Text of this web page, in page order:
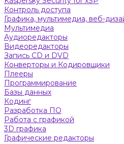
Контроль доступа
Графика, мультимедиа, веб-
Мультимедиа
Аудиоредакторы
Видеоредакторы
Запись CD и DVD
Конверторы и Кодировщики
Плееры
Программирование
Базы данных
Кодинг
Разработка ПО
Работа с графикой
3D графика
Графические редакторы